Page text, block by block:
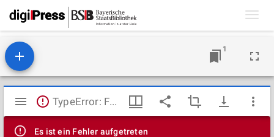
1
Mirador
Viewer
TypeError: Failed to fetch
Es ist ein Fehler aufgetreten